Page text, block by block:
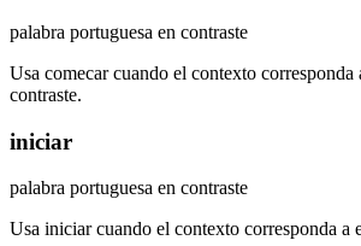
palabra portuguesa en contraste
Usa comecar cuando el contexto corresponda
contraste.
iniciar
palabra portuguesa en contraste
Usa iniciar cuando el contexto corresponda a